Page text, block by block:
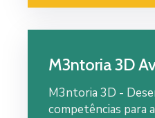
M3ntoria 3D
M3ntoria 3D -
competências para